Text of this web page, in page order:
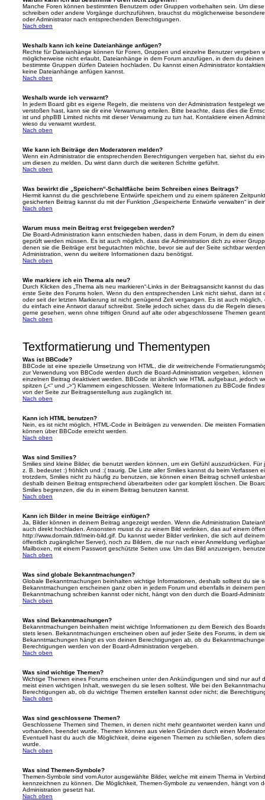
Manche Foren können bestimmten Benutzern oder Gruppen vorbehalten sein. Um
schreiben oder andere Vorgänge durchzuführen, brauchst du möglicherweise
oder Administrator nach entsprechenden Berechtigungen.
Nach oben
Weshalb kann ich keine Dateianhänge anfügen?
Rechte für Dateianhänge können für Foren, Gruppen und einzelne Benutzer vergeben
möglicherweise nicht erlaubt, Dateianhänge in dem Forum anzufügen, in dem du
bestimmte Gruppen dürfen Dateien hochladen. Du kannst einen Administrator
keine Dateianhänge anfügen kannst.
Nach oben
Weshalb wurde ich verwarnt?
In jedem Board gibt es eigene Regeln, die meistens von der Administration festgelegt
verstoßen hast, kann sie dir eine Verwarnung erteilen. Bitte beachte, dass dies die
ist und phpBB Limited nichts mit dieser Verwarnung zu tun hat. Kontaktiere einen
wieso du verwarnt wurdest.
Nach oben
Wie kann ich Beiträge den Moderatoren melden?
Wenn ein Administrator die entsprechenden Berechtigungen vergeben hat, siehst du
um diesen zu melden. Du wirst dann durch die weiteren Schritte geführt.
Nach oben
Was bewirkt die „Speichern“-Schaltfläche beim Schreiben eines Beitrags?
Hiermit kannst du die geschriebene Entwürfe speichern und zu einem späteren
gesicherten Beitrag kannst du mit der Funktion „Gespeicherte Entwürfe verwalten“ in
Nach oben
Warum muss mein Beitrag erst freigegeben werden?
Die Board-Administration kann entschieden haben, dass in dem Forum, in dem du
geprüft werden müssen. Es ist auch möglich, dass die Administration dich zu einer
denen sie die Beiträge erst begutachten möchte, bevor sie auf der Seite sichtbar
Administration, wenn du weitere Informationen dazu benötigst.
Nach oben
Wie markiere ich ein Thema als neu?
Durch Klicken des „Thema als neu markieren“-Links in der Beitragsansicht kannst du
erste Seite des Forums holen. Wenn du den entsprechenden Link nicht siehst, dann ist
oder seit der letzten Markierung ist nicht genügend Zeit vergangen. Es ist auch
du einfach eine Antwort darauf schreibst. Stelle jedoch sicher, dass du die Regeln
gerne gesehen, wenn ohne triftigen Grund auf alte oder abgeschlossene Themen
Nach oben
Textformatierung und Thementypen
Was ist BBCode?
BBCode ist eine spezielle Umsetzung von HTML, die dir weitreichende
zur Verwendung von BBCode werden durch die Board-Administration vergeben,
einzelnen Beitrag deaktiviert werden. BBCode ist ähnlich wie HTML aufgebaut, jedoch
spitzen („<“ und „>“) Klammern eingeschlossen. Weitere Informationen zu BBCode
von der Seite zur Beitragserstellung aus zugänglich ist.
Nach oben
Kann ich HTML benutzen?
Nein, es ist nicht möglich, HTML-Code in Beiträgen zu verwenden. Die meisten
können über BBCode erreicht werden.
Nach oben
Was sind Smilies?
Smilies sind kleine Bilder, die benutzt werden können, um ein Gefühl auszudrücken.
z. B. bedeutet :) fröhlich und :( traurig. Die Liste aller Smilies kannst du beim Verfassen
trotzdem, Smilies nicht zu häufig zu benutzen, sie können einen Beitrag schnell
deshalb deinen Beitrag entsprechend überarbeiten oder gar komplett löschen. Die
Smilies begrenzen, die du in einem Beitrag benutzen kannst.
Nach oben
Kann ich Bilder in meine Beiträge einfügen?
Ja, Bilder können in deinem Beitrag angezeigt werden. Wenn die Administration
auch direkt hochladen. Ansonsten musst du zu einem Bild verlinken, das auf einem
http://www.domain.tld/mein-bild.gif. Du kannst weder Bilder verlinken, die sich auf
öffentlich zugänglicher Server), noch zu Bildern, die nur nach einer Anmeldung
Mailboxen, mit einem Passwort geschützte Seiten usw. Um das Bild anzuzeigen,
Nach oben
Was sind globale Bekanntmachungen?
Globale Bekanntmachungen beinhalten wichtige Informationen, deshalb solltest du sie
Bekanntmachungen erscheinen ganz oben in jedem Forum und ebenfalls in deinem
Bekanntmachung schreiben kannst oder nicht, hängt von den durch die Board-
Nach oben
Was sind Bekanntmachungen?
Bekanntmachungen beinhalten meist wichtige Informationen zu dem Bereich des
stets lesen. Bekanntmachungen erscheinen oben auf jeder Seite des Forums, in dem
Bekanntmachungen hängt es von deinen Berechtigungen ab, ob du
Berechtigungen werden von der Board-Administration vergeben.
Nach oben
Was sind wichtige Themen?
Wichtige Themen eines Forums erscheinen unter den Ankündigungen und sind nur auf
meist einen wichtigen Inhalt, weswegen du sie lesen solltest. Wie bei den
Berechtigungen ab, ob du wichtige Themen erstellen kannst oder nicht; die
Nach oben
Was sind geschlossene Themen?
Geschlossene Themen sind Themen, in denen nicht mehr geantwortet werden kann
vorhanden, beendet wurde. Themen können aus vielen Gründen durch einen
Eventuell hast du auch die Möglichkeit, deine eigenen Themen zu schließen, sofern
wurde.
Nach oben
Was sind Themen-Symbole?
Themen-Symbole sind vom Autor ausgewählte Bilder, welche mit einem Thema in
kennzeichnen zu können. Die Möglichkeit, Themen-Symbole zu verwenden, hängt von
Administration gesetzt hat.
Nach oben